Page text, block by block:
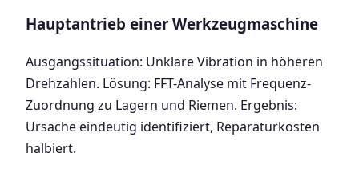
Hauptantrieb einer Werkzeugmaschine
Ausgangssituation: Unklare Vibration in höheren
Drehzahlen. Lösung: FFT-Analyse mit Frequenz-
Zuordnung zu Lagern und Riemen. Ergebnis:
Ursache eindeutig identifiziert, Reparaturkosten
halbiert.